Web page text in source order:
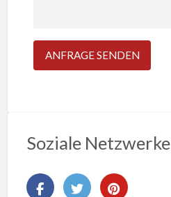
Soziale Netzwerke